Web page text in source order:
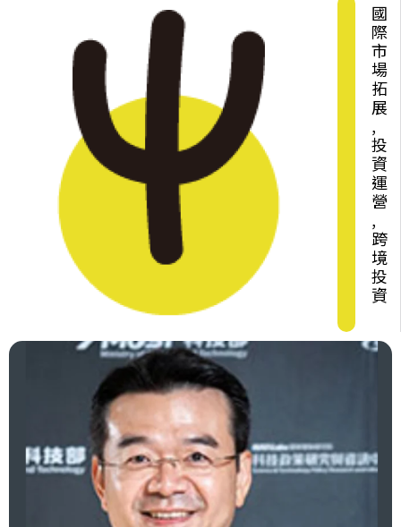
國
際
市
場
拓
展
,
投
資
運
營
,
跨
境
投
資